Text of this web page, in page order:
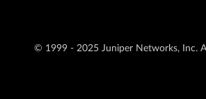
© 1999 - 2025 Juniper Networks, Inc.